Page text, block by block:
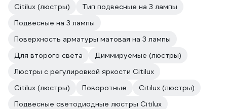
Citilux (люстры)
Тип подвесные на 3 лампы
Подвесные на 3 лампы
Поверхность арматуры матовая на 3 лампы
Для второго света
Диммируемые (люстры)
Люстры с регулировкой яркости Citilux
Citilux (люстры)
Поворотные
Citilux (люстры)
Подвесные светодиодные люстры Citilux